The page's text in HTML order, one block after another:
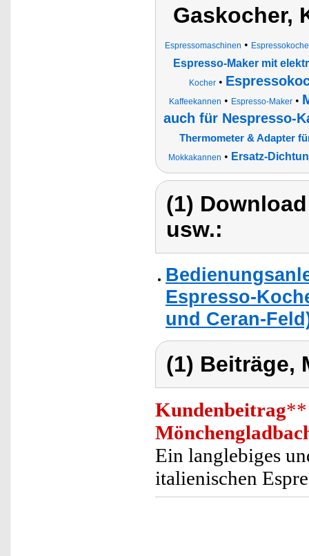
Gaskocher,
Espressomaschinen •
Espresso-Maker mit
Kocher•
Kaffeekannen • Espresso-Maker•
auch für Nespresso-
Thermometer & Adapter
Mokkakannen • Ersatz-
(1)
usw.:
Espresso-
und Ceran-
(1) Beiträge,
Kundenbeitrag**
Ein langlebiges
italienischen